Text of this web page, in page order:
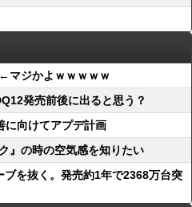
マジかよｗｗｗｗｗ
発売前後に出ると思う？
に向けてアプデ計画
』の時の空気感を知りたい
ブを抜く。発売約1年で2368万台突